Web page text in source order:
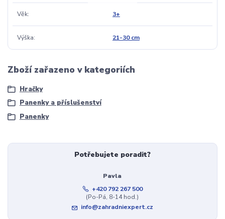
Věk 3+
Výška 21-30 cm
Zboží zařazeno v kategoriích
Hračky
Panenky a příslušenství
Panenky
Potřebujete poradit?
Pavla
+420 792 267 500
(Po-Pá, 8-14 hod.)
info@zahradniexpert.cz